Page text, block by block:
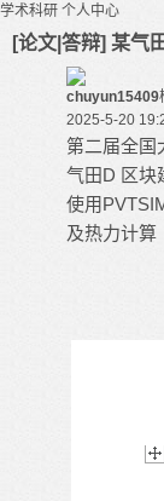
学术科研 个人中心
[论文|答辩] 某气
chuyun15409
2025-5-20
第二届全国
气田D 区块
使用
及热力计算